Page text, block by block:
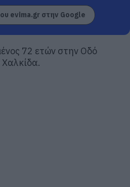
evima.gr στην Google
72 ετών στην Οδό